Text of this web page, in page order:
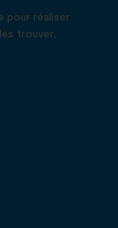
pour réaliser
trouver,